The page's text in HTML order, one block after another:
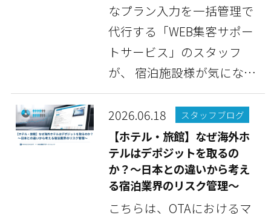
なプラン入力を一括管理で
代行する「WEB集客サポー
トサービス」のスタッフ
が、 宿泊施設様が気になっ
ている情報や豆知識...
2026.06.18
スタッフブログ
【ホテル・旅館】なぜ海外ホ
テルはデポジットを取るの
か？～日本との違いから考え
る宿泊業界のリスク管理～
こちらは、OTAにおけるマ